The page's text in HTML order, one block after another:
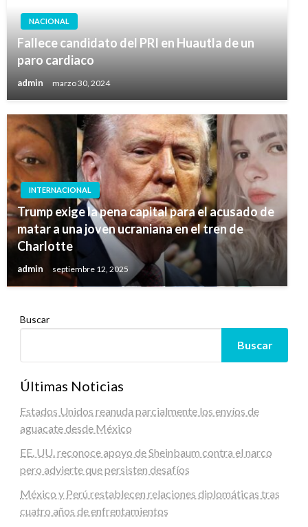
NACIONAL
Fallece candidato del PRI en Huautla de un
paro cardiaco
admin marzo 30, 2024
INTERNACIONAL
Trump exige la pena capital para el acusado de
matar a una joven ucraniana en el tren de
Charlotte
admin septiembre 12, 2025
Buscar
Buscar
Últimas Noticias
Estados Unidos reanuda parcialmente los envíos de
aguacate desde México
EE. UU. reconoce apoyo de Sheinbaum contra el narco
pero advierte que persisten desafíos
México y Perú restablecen relaciones diplomáticas tras
cuatro años de enfrentamientos